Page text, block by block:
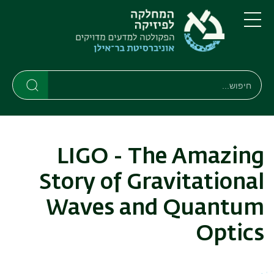
דילוג
לתוכן
העיקרי
דילוג
לתפריט
ניווט
ראשי
תפריט
חיפוש
חיפוש
LIGO - The Amazing
Story of Gravitational
Waves and Quantum
Optics